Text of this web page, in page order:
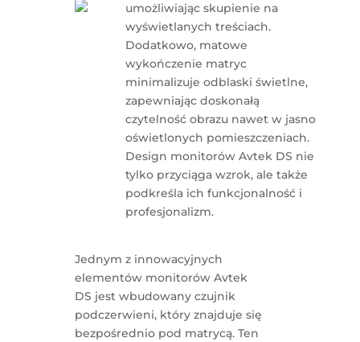
umożliwiając skupienie na
wyświetlanych treściach.
Dodatkowo, matowe
wykończenie matryc
minimalizuje odblaski świetlne,
zapewniając doskonałą
czytelność obrazu nawet w jasno
oświetlonych pomieszczeniach.
Design monitorów Avtek DS nie
tylko przyciąga wzrok, ale także
podkreśla ich funkcjonalność i
profesjonalizm.
Jednym z innowacyjnych
elementów monitorów Avtek
DS jest wbudowany czujnik
podczerwieni, który znajduje się
bezpośrednio pod matrycą. Ten